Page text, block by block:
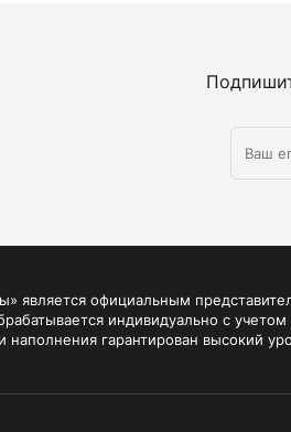
является официальным
индивидуально с
гарантирован высокий